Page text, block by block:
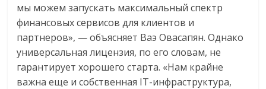
мы можем запускать максимальный спектр
финансовых сервисов для клиентов и
партнеров», — объясняет Ваэ Овасапян. Однако
универсальная лицензия, по его словам, не
гарантирует хорошего старта. «Нам крайне
важна еще и собственная IT-инфраструктура,